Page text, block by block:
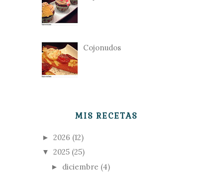
Cojonudos
MIS RECETAS
► 2026 (12)
▼ 2025 (25)
► diciembre (4)